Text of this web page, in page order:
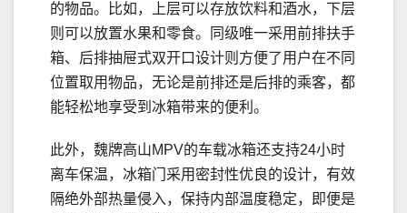
的物品。比如，上层可以存放饮料和酒水，下层
则可以放置水果和零食。同级唯一采用前排扶手
箱、后排抽屉式双开口设计则方便了用户在不同
位置取用物品，无论是前排还是后排的乘客，都
能轻松地享受到冰箱带来的便利。
此外，魏牌高山MPV的车载冰箱还支持24小时
离车保温，冰箱门采用密封性优良的设计，有效
隔绝外部热量侵入，保持内部温度稳定，即便是